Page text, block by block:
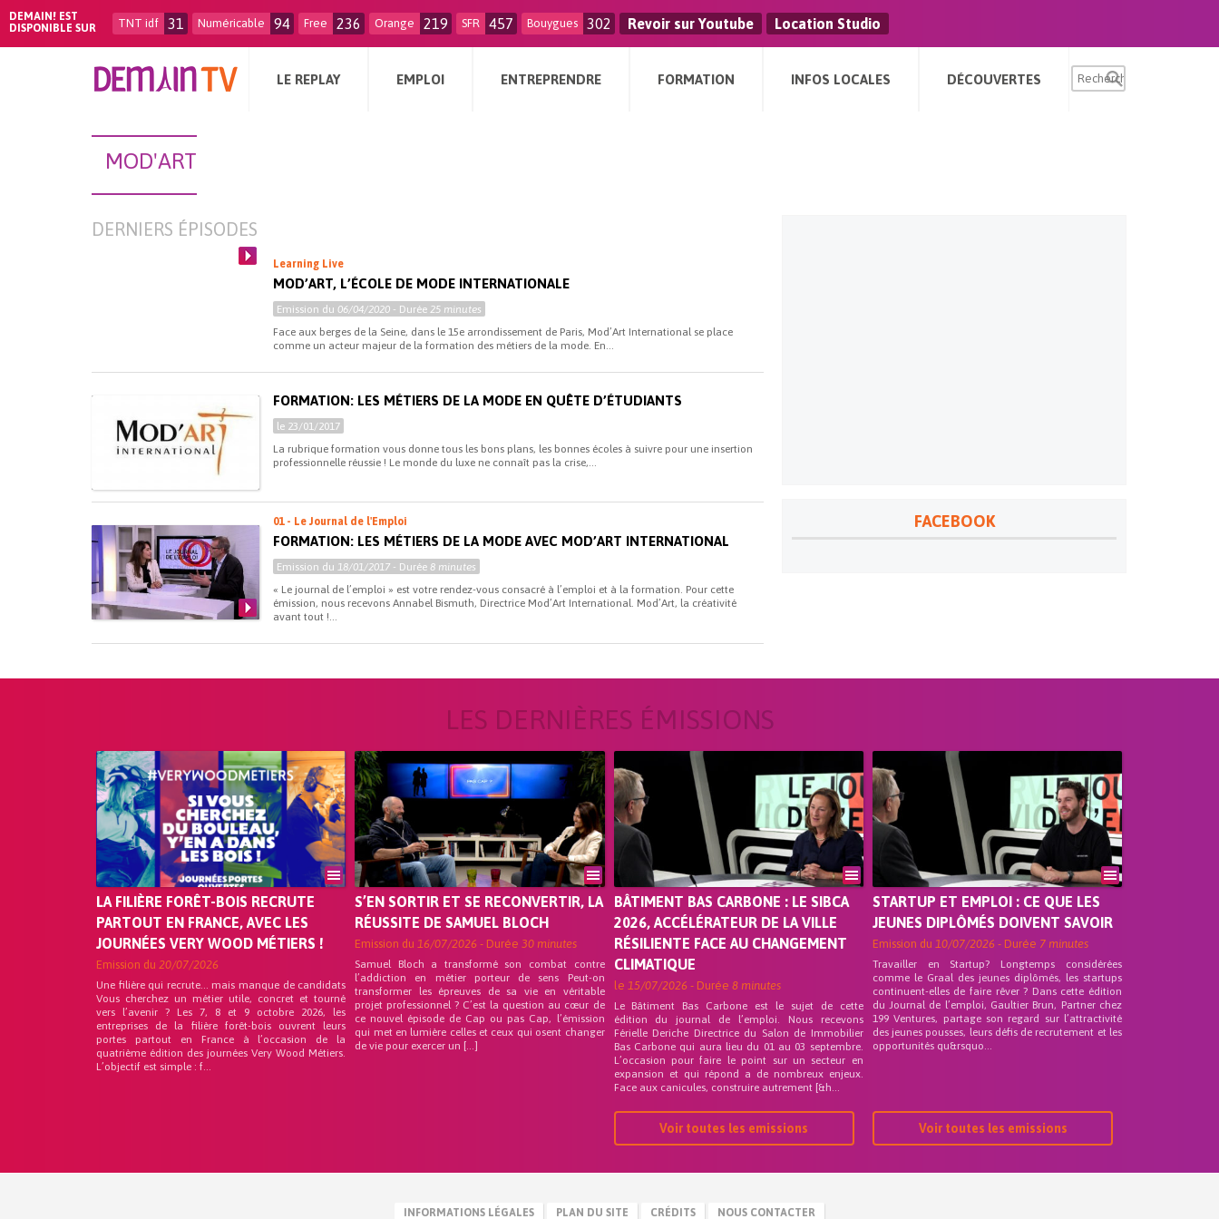
DEMAIN! EST
DISPONIBLE SUR
TNT idf 31 Numéricable 94 Free 236 Orange 219 SFR 457 Bouygues 302 Revoir sur Youtube Location Studio
LE REPLAY EMPLOI ENTREPRENDRE FORMATION INFOS LOCALES DÉCOUVERTES
MOD'ART
DERNIERS ÉPISODES
Learning Live
MOD’ART, L’ÉCOLE DE MODE INTERNATIONALE
Emission du 06/04/2020 - Durée25 minutes
Face aux berges de la Seine, dans le 15e arrondissement de Paris, Mod’Art International se place
comme un acteur majeur de la formation des métiers de la mode. En...
FORMATION: LES MÉTIERS DE LA MODE EN QUÊTE D’ÉTUDIANTS
le 23/01/2017
La rubrique formation vous donne tous les bons plans, les bonnes écoles à suivre pour une insertion
professionnelle réussie ! Le monde du luxe ne connaît pas la crise,...
01 - Le Journal de l'Emploi
FORMATION: LES MÉTIERS DE LA MODE AVEC MOD’ART INTERNATIONAL
Emission du18/01/2017 - Durée 8 minutes
« Le journal de l’emploi » est votre rendez-vous consacré à l’emploi et à la formation. Pour cette
émission, nous recevons Annabel Bismuth, Directrice Mod’Art International. Mod’Art, la créativité
avant tout !...
FACEBOOK
LES DERNIÈRES ÉMISSIONS
LA FILIÈRE FORÊT-BOIS RECRUTE
PARTOUT EN FRANCE, AVEC LES
JOURNÉES VERY WOOD MÉTIERS !
Emission du 20/07/2026
Une filière qui recrute… mais manque de candidats
Vous cherchez un métier utile, concret et tourné
vers l’avenir ? Les 7, 8 et 9 octobre 2026, les
entreprises de la filière forêt-bois ouvrent leurs
portes partout en France à l’occasion de la
quatrième édition des journées Very Wood Métiers.
L’objectif est simple : f...
S’EN SORTIR ET SE RECONVERTIR, LA
RÉUSSITE DE SAMUEL BLOCH
Emission du16/07/2026 - Durée30 minutes
Samuel Bloch a transformé son combat contre
l’addiction en métier porteur de sens Peut-on
transformer les épreuves de sa vie en véritable
projet professionnel ? C’est la question au cœur de
ce nouvel épisode de Cap ou pas Cap, l’émission
qui met en lumière celles et ceux qui osent changer
de vie pour exercer un […]
BÂTIMENT BAS CARBONE : LE SIBCA
2026, ACCÉLÉRATEUR DE LA VILLE
RÉSILIENTE FACE AU CHANGEMENT
CLIMATIQUE
le 15/07/2026 - Durée 8 minutes
Le Bâtiment Bas Carbone est le sujet de cette
édition du journal de l’emploi. Nous recevons
Férielle Deriche Directrice du Salon de Immobilier
Bas Carbone qui aura lieu du 01 au 03 septembre.
L’occasion pour faire le point sur un secteur en
expansion et qui répond a de nombreux enjeux.
Face aux canicules, construire autrement [&h...
Voir toutes les emissions
STARTUP ET EMPLOI : CE QUE LES
JEUNES DIPLÔMÉS DOIVENT SAVOIR
Emission du 10/07/2026 - Durée 7 minutes
Travailler en Startup? Longtemps considérées
comme le Graal des jeunes diplômés, les startups
continuent-elles de faire rêver ? Dans cette édition
du Journal de l’emploi, Gaultier Brun, Partner chez
199 Ventures, partage son regard sur l’attractivité
des jeunes pousses, leurs défis de recrutement et les
opportunités qu&rsquo...
Voir toutes les emissions
INFORMATIONS LÉGALES PLAN DU SITE CRÉDITS NOUS CONTACTER